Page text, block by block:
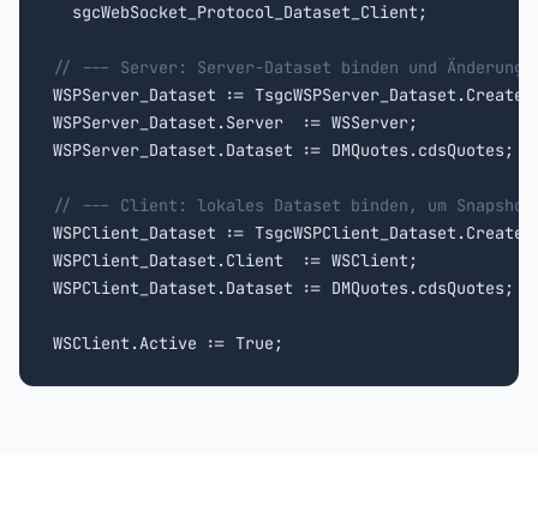
  sgcWebSocket_Protocol_Dataset_Client;
// --- Server: Server-Dataset binden und
WSPServer_Dataset := TsgcWSPServer_Dataset.Create(
WSPServer_Dataset.Server  := WSServer;
WSPServer_Dataset.Dataset := DMQuotes.cdsQuotes;
// --- Client: lokales Dataset binden, um
WSPClient_Dataset := TsgcWSPClient_Dataset.Create(
WSPClient_Dataset.Client  := WSClient;
WSPClient_Dataset.Dataset := DMQuotes.cdsQuotes;
WSClient.Active := True;